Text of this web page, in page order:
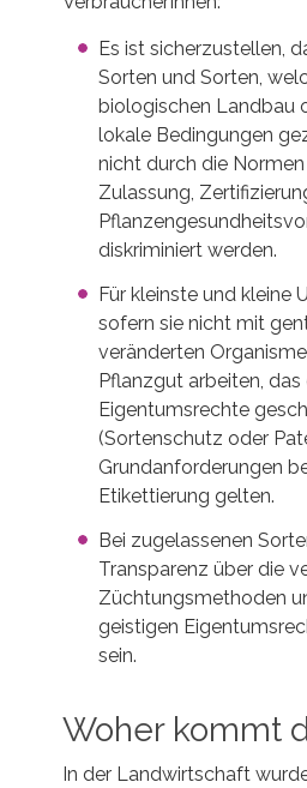
Es ist sicherzustellen,
Sorten und Sorten,
biologischen Landbau
lokale Bedingungen
nicht durch die
Zulassung,
diskriminiert werden.
Für kleinste und kleine
sofern sie nicht mit
veränderten
Pflanzgut arbeiten,
Eigentumsrechte
(Sortenschutz oder
Grundanforderungen
Etikettierung gelten.
Bei zugelassenen
Transparenz über die
Züchtungsmethoden
geistigen
sein.
Woher kommt
In der Landwirtschaft